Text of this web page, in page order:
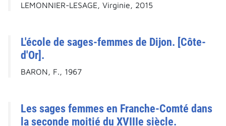
LEMONNIER-LESAGE, Virginie, 2015
L'école de sages-femmes de Dijon. [Côte-
d'Or].
BARON, F., 1967
Les sages femmes en Franche-Comté dans
la seconde moitié du XVIIIe siècle.